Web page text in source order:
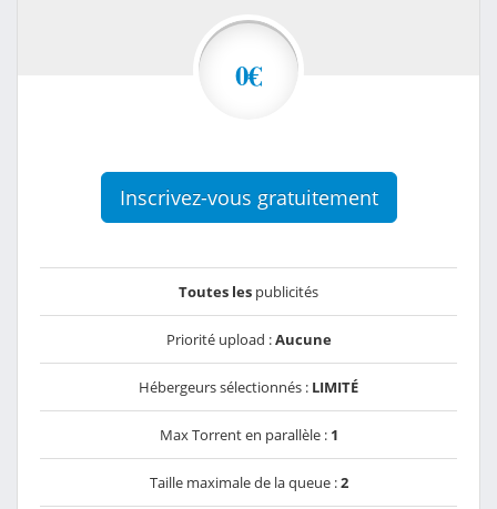
0€
Inscrivez-vous gratuitement
Toutes les publicités
Priorité upload :Aucune
Hébergeurs sélectionnés : LIMITÉ
Max Torrent en parallèle : 1
Taille maximale de la queue :2